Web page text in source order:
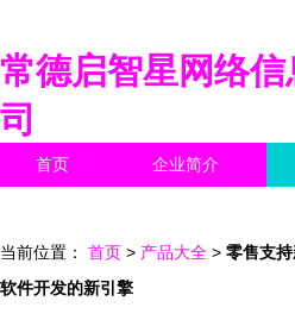
常德启智星网络
司
首页 企业简介
当前位置： 首页 > 产品大全 > 零售支
软件开发的新引擎